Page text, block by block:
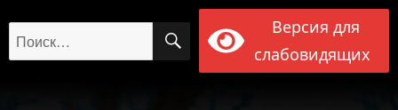
Искать: ПОИСК
Версия для
слабовидящих